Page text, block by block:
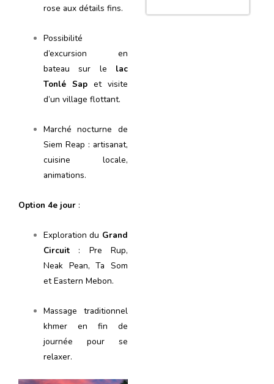
rose aux détails fins.
Possibilité
d’excursion en
bateau sur le lac
Tonlé Sapet visite
d’un village flottant.
Marché nocturne de
Siem Reap : artisanat,
cuisine locale,
animations.
Option 4e jour :
Exploration du Grand
Circuit : Pre Rup,
Neak Pean, Ta Som
et Eastern Mebon.
Massage traditionnel
khmer en fin de
journée pour se
relaxer.